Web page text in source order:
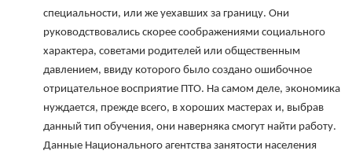
специальности, или же уехавших за границу. Они
руководствовались скорее соображениями социального
характера, советами родителей или общественным
давлением, ввиду которого было создано ошибочное
отрицательное восприятие ПТО. На самом деле, экономика
нуждается, прежде всего, в хороших мастерах и, выбрав
данный тип обучения, они наверняка смогут найти работу.
Данные Национального агентства занятости населения